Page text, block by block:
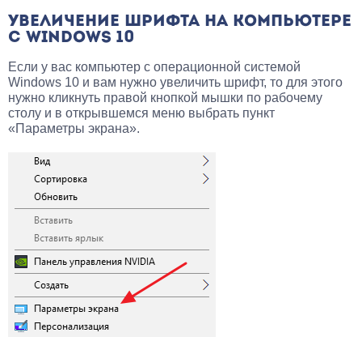
УВЕЛИЧЕНИЕ ШРИФТА НА КОМПЬЮТЕРЕ
С WINDOWS 10
Если у вас компьютер с операционной системой
Windows 10 и вам нужно увеличить шрифт, то для этого
нужно кликнуть правой кнопкой мышки по рабочему
столу и в открывшемся меню выбрать пункт
«Параметры экрана».